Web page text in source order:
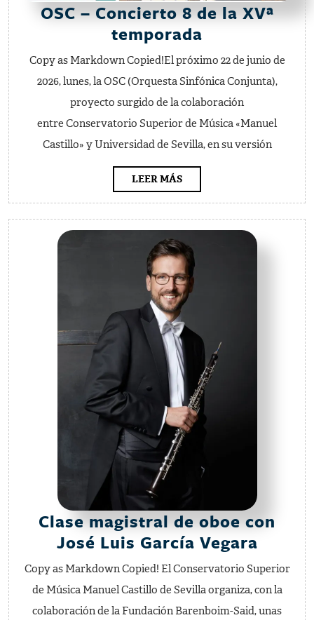
OSC – Concierto 8 de la XVª
temporada
–
Concierto
8
de
la
Copy as Markdown Copied!El próximo 22 de junio de
2026, lunes, la OSC (Orquesta Sinfónica Conjunta),
proyecto surgido de la colaboración
entre Conservatorio Superior de Música «Manuel
Castillo» y Universidad de Sevilla, en su versión
LEER MÁSLEER
MÁS
Clase magistral de oboe con
José Luis García VegaraClase
de
oboe
Copy as Markdown Copied! El Conservatorio Superior
de Música Manuel Castillo de Sevilla organiza, con la
colaboración de la Fundación Barenboim-Said, unas